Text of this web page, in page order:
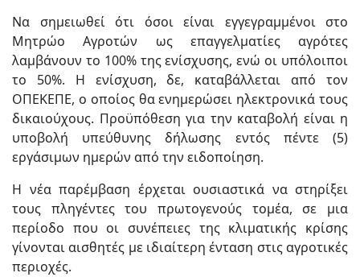
Να σημειωθεί ότι όσοι είναι εγγεγραμμένοι στο
Μητρώο Αγροτών ως επαγγελματίες αγρότες
λαμβάνουν το 100% της ενίσχυσης, ενώ οι υπόλοιποι
το 50%. Η ενίσχυση, δε, καταβάλλεται από τον
ΟΠΕΚΕΠΕ, ο οποίος θα ενημερώσει ηλεκτρονικά τους
δικαιούχους. Προϋπόθεση για την καταβολή είναι η
υποβολή υπεύθυνης δήλωσης εντός πέντε (5)
εργάσιμων ημερών από την ειδοποίηση.
Η νέα παρέμβαση έρχεται ουσιαστικά να στηρίξει
τους πληγέντες του πρωτογενούς τομέα, σε μια
περίοδο που οι συνέπειες της κλιματικής κρίσης
γίνονται αισθητές με ιδιαίτερη ένταση στις αγροτικές
περιοχές.